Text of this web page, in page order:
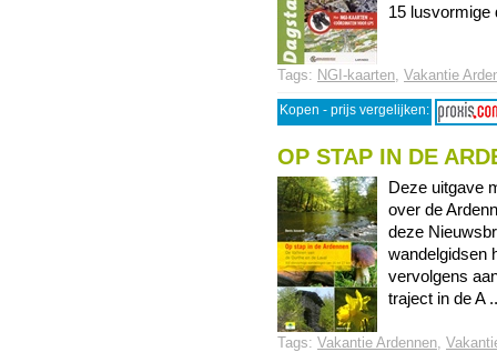
15
Tags: NGI-kaarten, Vakantie
Kopen - prijs vergelijken:
OP STAP IN DE
Deze uitgave
over de
deze
wandelgidsen
vervolgens
traject in de A
Tags: Vakantie Ardennen,